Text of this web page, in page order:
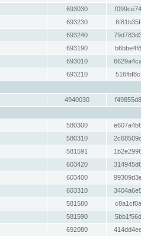
693030
693230
693240
693190
693010
693210
4940030
580300
580310
581591
603420
603400
603310
581580
581590
692080